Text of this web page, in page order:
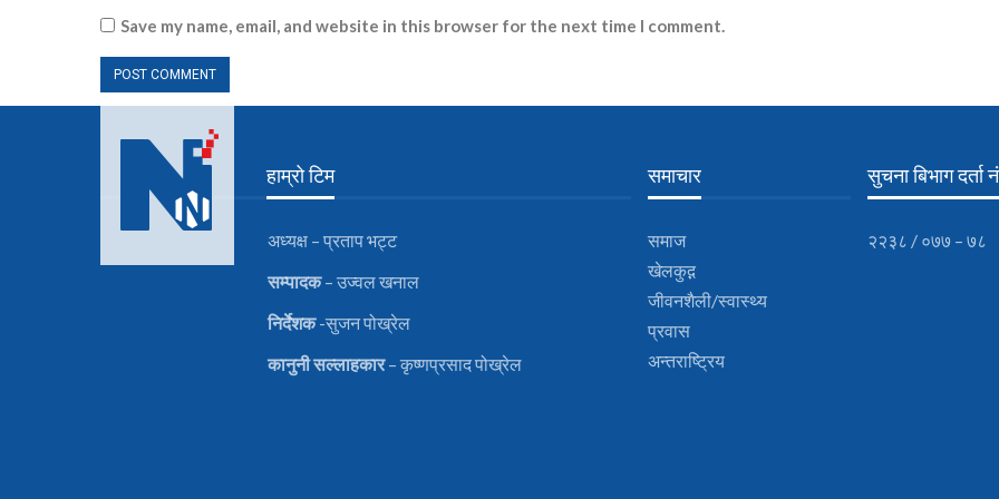
Save my name, email, and website in this browser for the next time I comment.
हाम्रो टिम
अध्यक्ष – प्रताप भट्ट
सम्पादक– उज्वल खनाल
निर्देशक-सुजन पोख्रेल
कानुनीसल्लाहकार– कृष्णप्रसाद पोख्रेल
समाचार
समाज
खेलकुद़़
जीवनशैली/स्वास्थ्य
प्रवास
अन्तराष्ट्रिय
सुचना बिभाग दर्ता
२२३८ / ०७७ – ७८